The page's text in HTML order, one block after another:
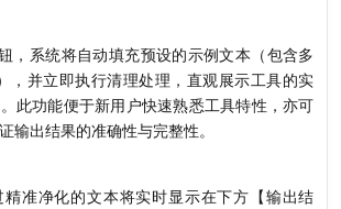
，系统将自动填充预设的示例文本（包含多
，并立即执行清理处理，直观展示工具的实
此功能便于新用户快速熟悉工具特性，亦可
输出结果的准确性与完整性。
准净化的文本将实时显示在下方【输出结